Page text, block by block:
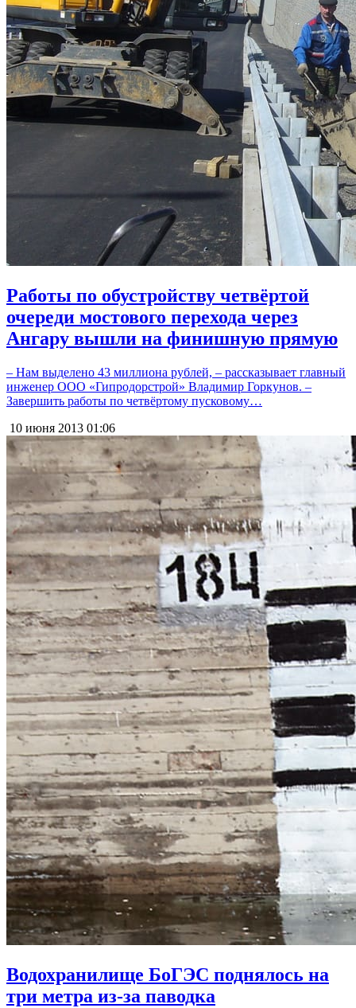
Работы по обустройству четвёртой
очереди мостового перехода через
Ангару вышли на финишную прямую
– Нам выделено 43 миллиона рублей, – рассказывает главный
инженер ООО «Гипродорстрой» Владимир Горкунов. –
Завершить работы по четвёртому пусковому…
10 июня 2013 01:06
Водохранилище БоГЭС поднялось на
три метра из-за паводка